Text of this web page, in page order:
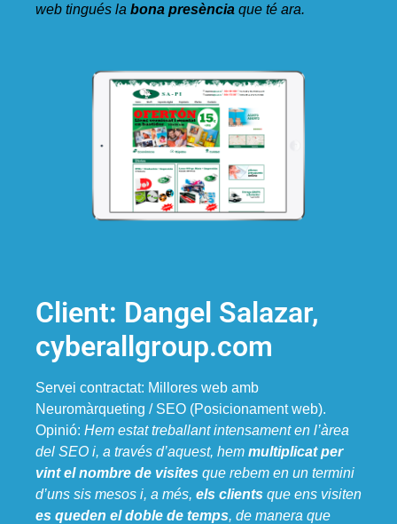
web tingués la bona presència que té ara.
Client: Dangel Salazar,
cyberallgroup.com
Servei contractat: Millores web amb
Neuromàrqueting / SEO (Posicionament web).
Opinió: Hem estat treballant intensament en l’àrea
del SEO i, a través d’aquest, hem multiplicat per
vint el nombre de visites que rebem en un termini
d’uns sis mesos i, a més, els clients que ens visiten
es queden el doble de temps, de manera que